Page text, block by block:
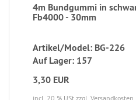
4m Bundgummi in
Fb4000 - 30mm
Artikel/Model: BG-226
Auf Lager: 157
3,30 EUR
incl. 20 % USt zzgl. Versandkosten